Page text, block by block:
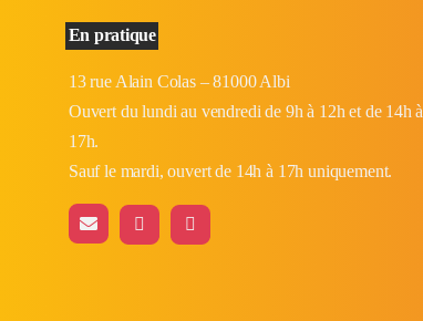
En pratique
13 rue Alain Colas – 81000 Albi
Ouvert du lundi au vendredi de 9h à 12h et de 14h à
17h.
Sauf le mardi, ouvert de 14h à 17h uniquement.